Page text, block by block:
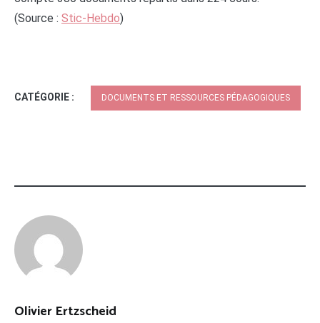
(Source : Stic-Hebdo)
CATÉGORIE : DOCUMENTS ET RESSOURCES PÉDAGOGIQUES
Olivier Ertzscheid